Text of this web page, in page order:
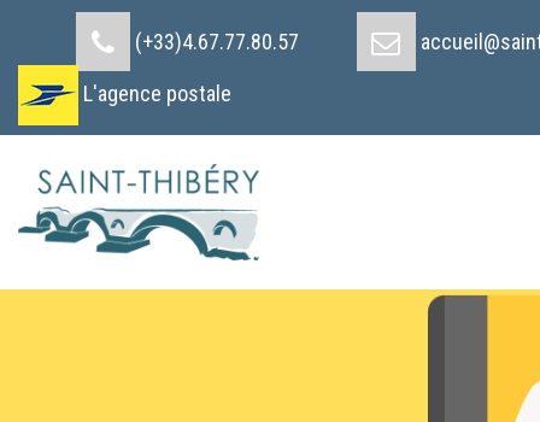
(+33)4.67.77.80.57
L'agence postale
Cookies management panel